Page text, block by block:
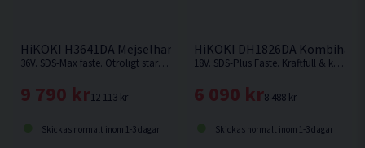
HiKOKI H3641DA Mejselhammare 36V (2x4,0Ah)
36V. SDS-Max fäste. Otroligt stark batteridriven mejselhammare från HiKOKI som kan jämnföras med en nätdriven. Levererar hela 10,0 Joule.
12 113 kr
9 790 kr
Skickas normalt inom 1-3 dagar
HiKOKI DH1826DA
18V. SDS-Plus Fäste. Kraftfull & kolborstfri kombihammare med hög effekt och borr-/mejslingshastighet.
8 488 kr
6 090 kr
Skickas normalt inom 1-3 dagar